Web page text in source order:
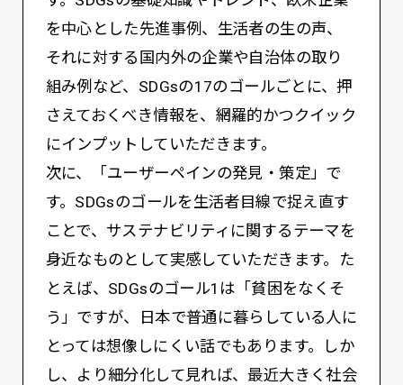
を中心とした先進事例、生活者の生の声、
それに対する国内外の企業や自治体の取り
組み例など、SDGsの17のゴールごとに、押
さえておくべき情報を、網羅的かつクイック
にインプットしていただきます。
次に、「ユーザーペインの発見・策定」で
す。SDGsのゴールを生活者目線で捉え直す
ことで、サステナビリティに関するテーマを
身近なものとして実感していただきます。た
とえば、SDGsのゴール1は「貧困をなくそ
う」ですが、日本で普通に暮らしている人に
とっては想像しにくい話でもあります。しか
し、より細分化して見れば、最近大きく社会